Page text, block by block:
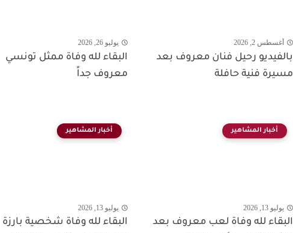
أغسطس 2, 2026
بالفيديو رحيل فنان معروف بعد
مسيرة فنية حافلة
يوليو 26, 2026
البقاء لله وفاة ممثل تونسي
معروف جداً
أخبار المشاهير
يوليو 13, 2026
البقاء لله وفاة لعب معروف بعد
أخبار المشاهير
يوليو 13, 2026
البقاء لله وفاة شخصية بارزة